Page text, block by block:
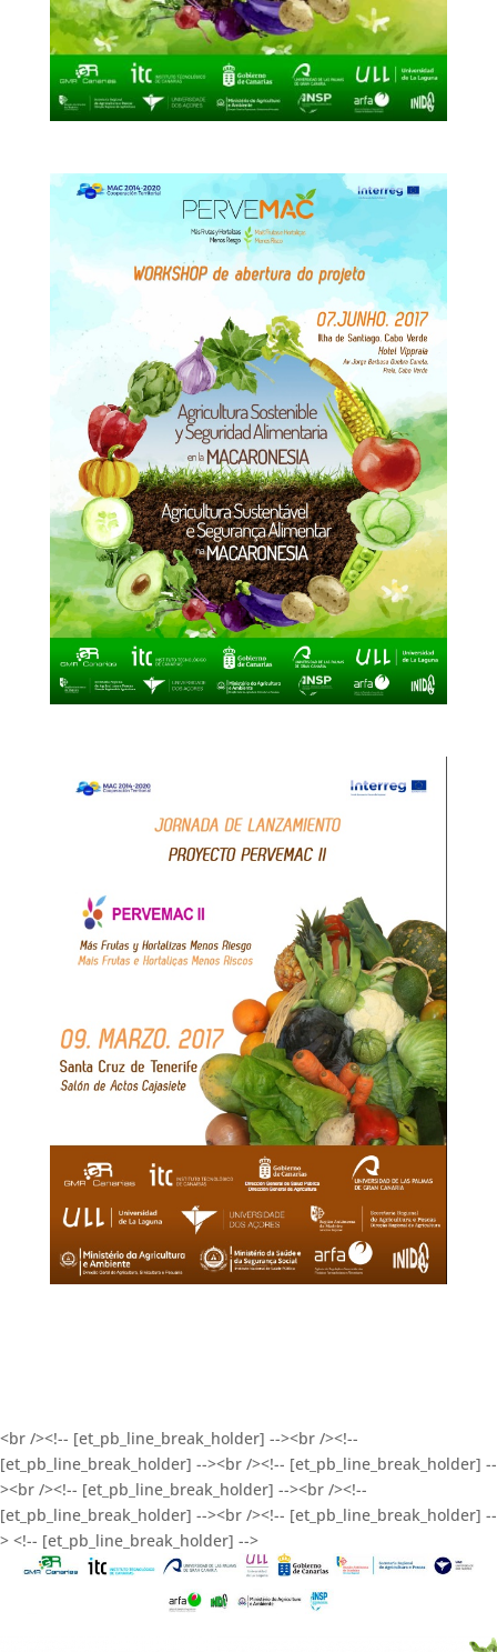
<br /><!-- [et_pb_line_break_holder] --><br /><!--
[et_pb_line_break_holder] --><br /><!-- [et_pb_line_break_holder] --
><br /><!-- [et_pb_line_break_holder] --><br /><!--
[et_pb_line_break_holder] --><br /><!-- [et_pb_line_break_holder] --
> <!-- [et_pb_line_break_holder] -->